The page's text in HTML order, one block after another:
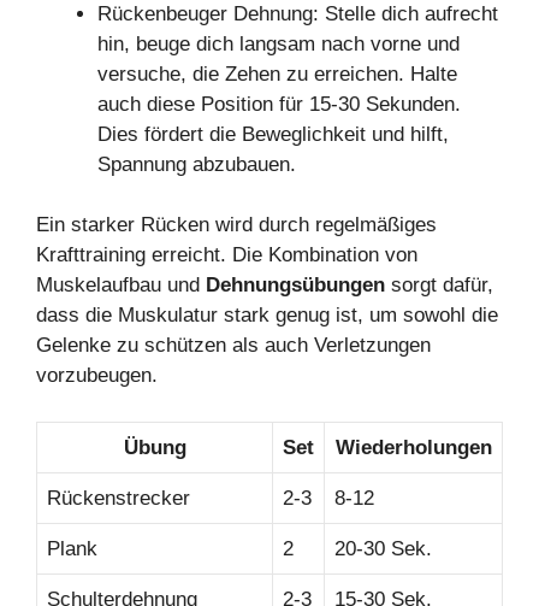
Rückenbeuger Dehnung: Stelle dich aufrecht
hin, beuge dich langsam nach vorne und
versuche, die Zehen zu erreichen. Halte
auch diese Position für 15-30 Sekunden.
Dies fördert die Beweglichkeit und hilft,
Spannung abzubauen.
Ein starker Rücken wird durch regelmäßiges
Krafttraining erreicht. Die Kombination von
Muskelaufbau und Dehnungsübungen sorgt dafür,
dass die Muskulatur stark genug ist, um sowohl die
Gelenke zu schützen als auch Verletzungen
vorzubeugen.
Übung Set Wiederholungen
Rückenstrecker 2-3 8-12
Plank 2 20-30 Sek.
Schulterdehnung 2-3 15-30 Sek.